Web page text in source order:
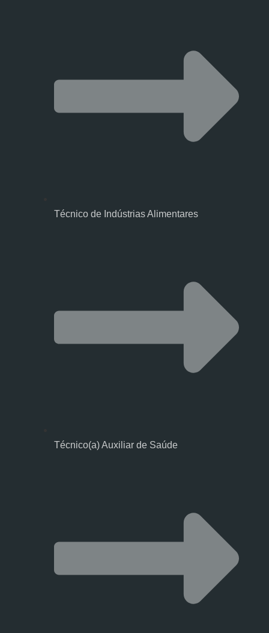
Técnico de Indústrias Alimentares
Técnico(a) Auxiliar de Saúde